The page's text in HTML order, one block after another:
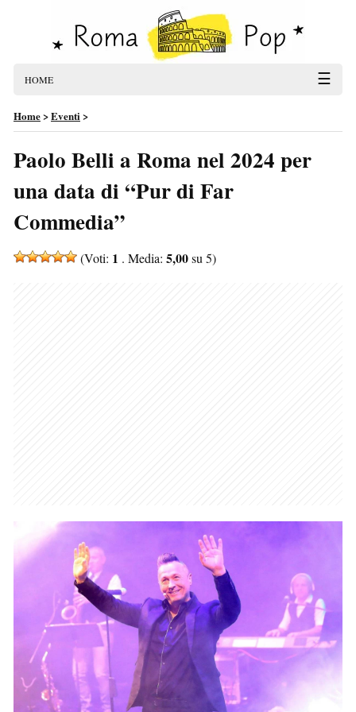
HOME ☰
Home>Eventi>
Paolo Belli a Roma nel 2024 per
una data di “Pur di Far
Commedia”
(Voti: 1 . Media: 5,00su 5)